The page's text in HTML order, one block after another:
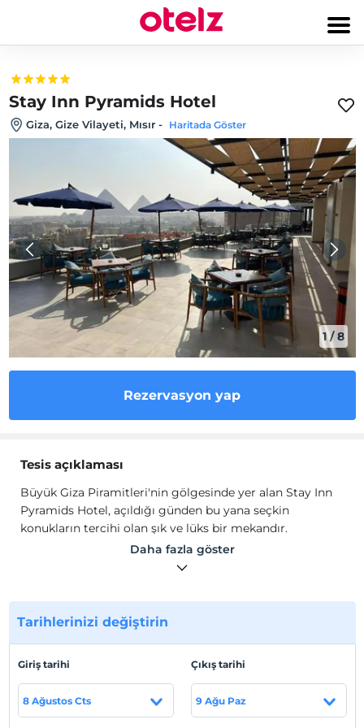
Stay Inn Pyramids Hotel
Giza, Gize Vilayeti, Mısır- Haritada Göster
1/8
Rezervasyon yap
Tesis açıklaması
Büyük Giza Piramitleri'nin gölgesinde yer alan Stay Inn
Pyramids Hotel, açıldığı günden bu yana seçkin
konukların tercihi olan şık ve lüks bir mekandır.
Büyüleyici konumu, özel hizmetleri ve ısmarlama
deneyimleriyle otelde kalmak, yeni anlayışlara ilham
yolculuk vaat ediyor.
Stay Inn Pyramids Hotel konsiyerj hizmetleri, sigara
içilmeyen odalar, açık yüzme havuzu, tüm alanlarda
ücretsiz Wi-Fi ve teras sunmaktadır. Bu tesiste restoran
ve oda servisi mevcuttur. Konuklar şehir manzarasının
keyfini çıkarabilirler.
Daha fazla göster
Tarihlerinizi değiştirin
Giriş tarihi
8 Ağustos Cts
Çıkış tarihi
9 Ağu Paz